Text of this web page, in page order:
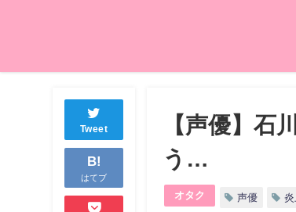
Tweet
B!
はてブ
【声優】石
う…
オタク 声優 炎